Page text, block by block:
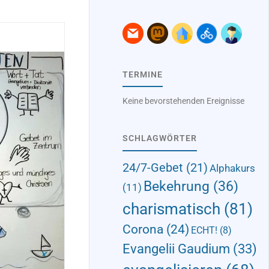
TERMINE
Keine bevorstehenden Ereignisse
SCHLAGWÖRTER
24/7-Gebet (21) Alphakurs
(11) Bekehrung (36)
charismatisch (81)
Corona(24) ECHT! (8)
Evangelii Gaudium (33)